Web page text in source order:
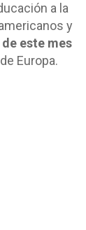
a la
y
este mes
Europa.